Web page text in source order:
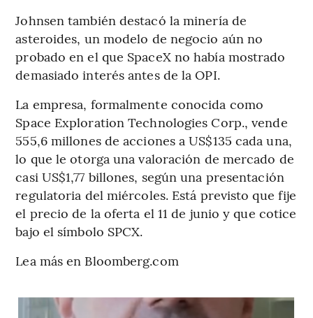
Johnsen también destacó la minería de
asteroides, un modelo de negocio aún no
probado en el que SpaceX no había mostrado
demasiado interés antes de la OPI.
La empresa, formalmente conocida como
Space Exploration Technologies Corp., vende
555,6 millones de acciones a US$135 cada una,
lo que le otorga una valoración de mercado de
casi US$1,77 billones, según una presentación
regulatoria del miércoles. Está previsto que fije
el precio de la oferta el 11 de junio y que cotice
bajo el símbolo SPCX.
Lea más en Bloomberg.com